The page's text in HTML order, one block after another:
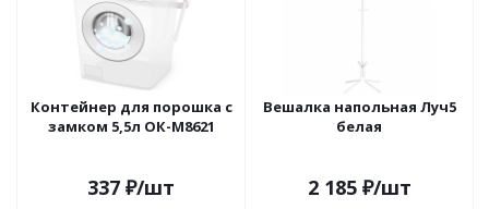
Контейнер для порошка с
замком 5,5л ОК-М8621
337 ₽/шт
Вешалка напольная Луч5
белая
2 185₽/шт